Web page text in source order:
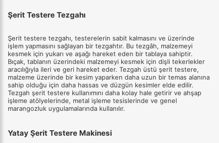
Şerit Testere Tezgahı
Şerit testere tezgahı, testerelerin sabit kalmasını ve üzerinde
işlem yapmasını sağlayan bir tezgahtır. Bu tezgâh, malzemeyi
kesmek için yukarı ve aşağı hareket eden bir tablaya sahiptir.
Bıçak, tablanın üzerindeki malzemeyi kesmek için dişli tekerlekler
aracılığıyla ileri ve geri hareket eder. Tezgah üstü şerit testere,
malzeme üzerinde bir kesim yaparken daha uzun bir temas alanına
sahip olduğu için daha hassas ve düzgün kesimler elde edilir.
Tezgah şerit testere kullanımını daha kolay hale getirir ve ahşap
işleme atölyelerinde, metal işleme tesislerinde ve genel
marangozluk uygulamalarında kullanılır.
Yatay Şerit Testere Makinesi